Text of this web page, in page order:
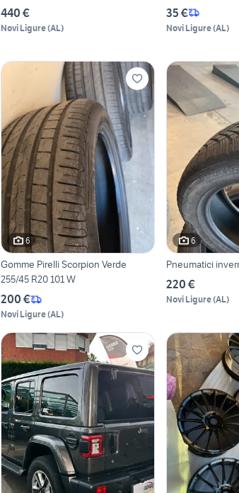
440 €
Novi Ligure(AL)
35 €
Novi Ligure(AL)
6
Gomme Pirelli Scorpion Verde
255/45 R20 101 W
200 €
Novi Ligure(AL)
6
Pneumatici
220 €
Novi Ligure(AL)